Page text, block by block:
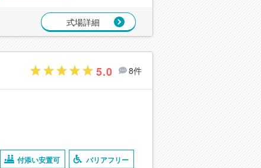
式場詳細
5.0 8件
付添い安置可 バリアフリー